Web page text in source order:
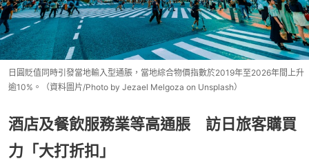
日圓貶值同時引發當地輸入型通脹，當地綜合物價指數於2019年至2026年間上升
逾10%。（資料圖片/Photo by Jezael Melgoza on Unsplash）
酒店及餐飲服務業等高通脹 訪日旅客購買
力「大打折扣」